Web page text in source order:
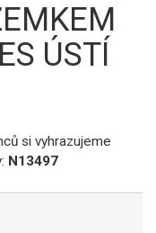
ÚSTÍ
si vyhrazujeme
N13497